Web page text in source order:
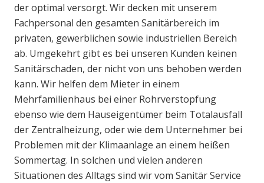
der optimal versorgt. Wir decken mit unserem
Fachpersonal den gesamten Sanitärbereich im
privaten, gewerblichen sowie industriellen Bereich
ab. Umgekehrt gibt es bei unseren Kunden keinen
Sanitärschaden, der nicht von uns behoben werden
kann. Wir helfen dem Mieter in einem
Mehrfamilienhaus bei einer Rohrverstopfung
ebenso wie dem Hauseigentümer beim Totalausfall
der Zentralheizung, oder wie dem Unternehmer bei
Problemen mit der Klimaanlage an einem heißen
Sommertag. In solchen und vielen anderen
Situationen des Alltags sind wir vom Sanitär Service